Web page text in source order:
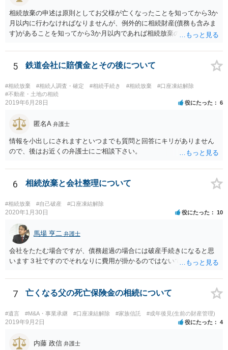
相続放棄の申述は原則としてお父様が亡くなったことを知ってから3か
月以内に行わなければなりませんが、例外的に相続財産(債務も含みま
す)があることを知ってから3か月以内であれば相続放棄の申述が認め
したら、早急に家裁に行って相続放棄の申述をしたい旨告げて必要な
書類を提出されることをおすすめいたします。 なお、お父様の債務が
他にもあるかもしれないというリスクを考えますと、相続放棄の申述
にあたっては、法テラスの無料相談等を利用して弁護士に相談するこ
とも十分考えられるかと存じます。また、ご記載いただいた事実関係
を拝見するかぎり、再婚相手のかたは既に相続放棄をされている可能
5 鉄道会社に賠償金とその後について
#相続放棄 #相続人調査・確定 #相続手続き #相続放棄
#口座凍結解除
#不動産・土地の相続
2019年6月28日 役にたった 6
匿名A 弁護士
情報を小出しにされますといつまでも質問と回答にキリがありません
ので、後はお近くの弁護士にご相談下さい。
6 相続放棄と会社整理について
#相続放棄 #自己破産 #口座凍結解除
2020年1月30日 役にたった 10
馬場 亨二 弁護士
会社をたたむ場合ですが、債務超過の場合には破産手続きになると思
います３社ですのでそれなりに費用が掛かるのではないでしょうか。
7 亡くなる父の死亡保険金の相続について
#遺言 #M&A・事業承継 #口座凍結解除 #家族信託 #成年後見(生前の財産管理)
2019年9月2日 役にたった 4
内藤 政信 弁護士